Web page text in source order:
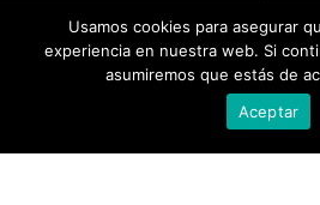
LIMPIEZA PARA EL HOGAR
QUÍMICOS DE LIMPIEZA
Usamos cookies para asegurar
experiencia en nuestra web. Si
asumiremos que estás de
Aceptar